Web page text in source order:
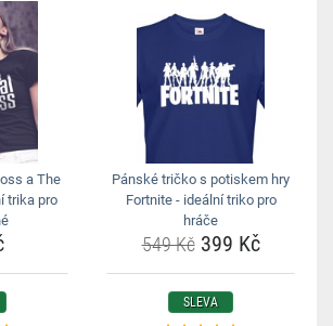
a The
trika pro
Pánské tričko s potiskem hry
Fortnite - ideální triko pro
hráče
549 Kč399 Kč
SLEVA